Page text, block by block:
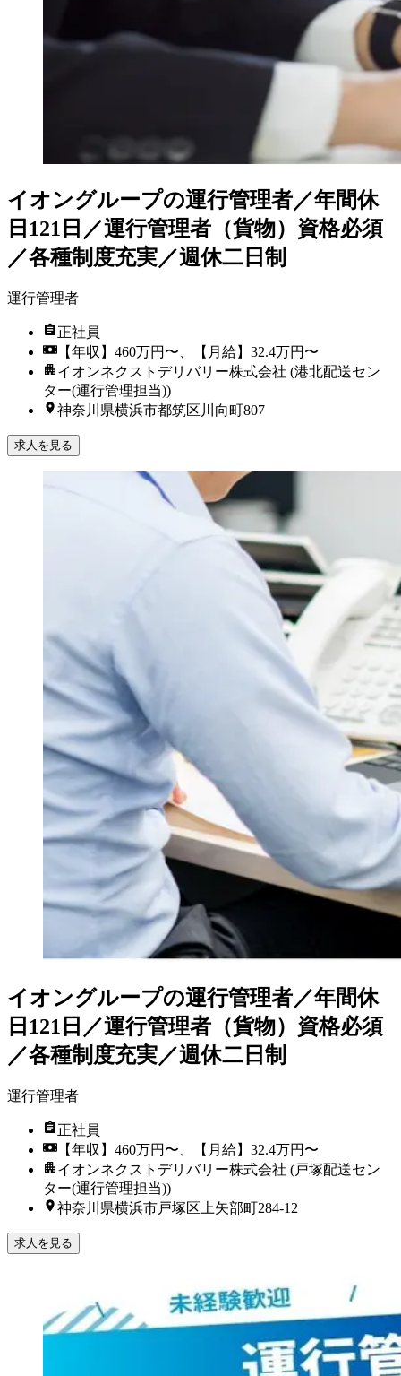
イオングループの運行管理者／年間休
日121日／運行管理者（貨物）資格必須
／各種制度充実／週休二日制
運行管理者
正社員
【年収】460万円〜、【月給】32.4万円〜
イオンネクストデリバリー株式会社 (港北配送セン
ター(運行管理担当))
神奈川県横浜市都筑区川向町807
求人を見る
イオングループの運行管理者／年間休
日121日／運行管理者（貨物）資格必須
／各種制度充実／週休二日制
運行管理者
正社員
【年収】460万円〜、【月給】32.4万円〜
イオンネクストデリバリー株式会社 (戸塚配送セン
ター(運行管理担当))
神奈川県横浜市戸塚区上矢部町284-12
求人を見る